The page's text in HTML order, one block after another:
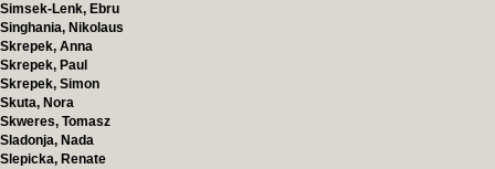
Simsek-Lenk, Ebru
Singhania, Nikolaus
Skrepek, Anna
Skrepek, Paul
Skrepek, Simon
Skuta, Nora
Skweres, Tomasz
Sladonja, Nada
Slepicka, Renate